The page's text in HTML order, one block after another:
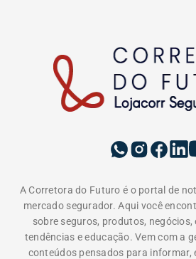
A Corretora do Futuro é o portal de
mercado segurador. Aqui você
sobre seguros, produtos, negócios,
tendências e educação. Vem com a
conteúdos pensados para informar,